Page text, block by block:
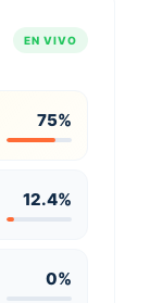
EN VIVO
75%
12.4%
0%